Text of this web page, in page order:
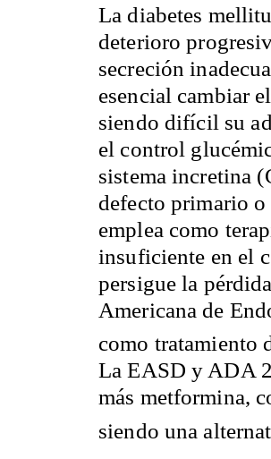
La diabetes
deterioro
secreción
esencial cambiar
siendo difícil su
el control
sistema incretina
defecto primario
emplea como
insuficiente en el
persigue la
Americana de
como tratamiento
La EASD y ADA
más metformina,
siendo una